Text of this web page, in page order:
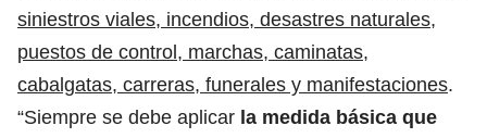
siniestros viales, incendios, desastres naturales,
puestos de control, marchas, caminatas,
cabalgatas, carreras, funerales y manifestaciones.
“Siempre se debe aplicar la medida básica que